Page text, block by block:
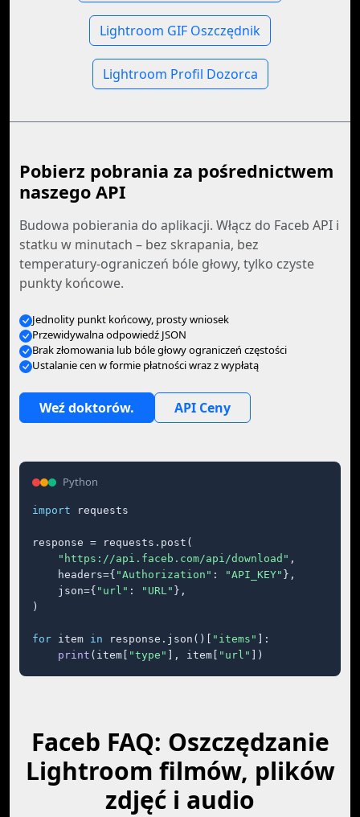
Lightroom GIF Oszczędnik
Lightroom Profil Dozorca
Pobierz pobrania za pośrednictwem
naszego API
Budowa pobierania do aplikacji. Włącz do Faceb API i
statku w minutach – bez skrapania, bez
temperatury-ograniczeń bóle głowy, tylko czyste
punkty końcowe.
Jednolity punkt końcowy, prosty wniosek
Przewidywalna odpowiedź JSON
Brak złomowania lub bóle głowy ograniczeń częstości
Ustalanie cen w formie płatności wraz z wypłatą
Weź doktorów. API Ceny
Python
import requests
response = requests.post(
"https://api.faceb.com/api/download" ,
    headers={
"Authorization" : "API_KEY" },
    json={
"url" : "URL" },
)
for item in response.json()[ "items"
]:
print (item[ "type" ], item[ "url" ])
Faceb FAQ: Oszczędzanie
Lightroom filmów, plików
zdjęć i audio